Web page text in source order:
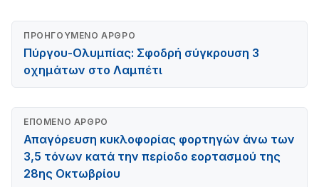
ΠΡΟΗΓΟΎΜΕΝΟ ΆΡΘΡΟ
Πύργου-Ολυμπίας: Σφοδρή σύγκρουση 3
οχημάτων στο Λαμπέτι
ΕΠΌΜΕΝΟ ΆΡΘΡΟ
Απαγόρευση κυκλοφορίας φορτηγών άνω των
3,5 τόνων κατά την περίοδο εορτασμού της
28ης Οκτωβρίου